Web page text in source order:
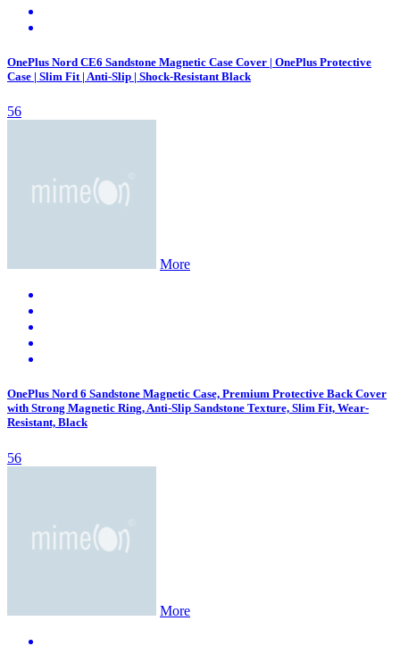
OnePlus Nord CE6 Sandstone Magnetic Case Cover | OnePlus Protective
Case | Slim Fit | Anti-Slip | Shock-Resistant Black
56
More
OnePlus Nord 6 Sandstone Magnetic Case, Premium Protective Back Cover
with Strong Magnetic Ring, Anti-Slip Sandstone Texture, Slim Fit, Wear-
Resistant, Black
56
More